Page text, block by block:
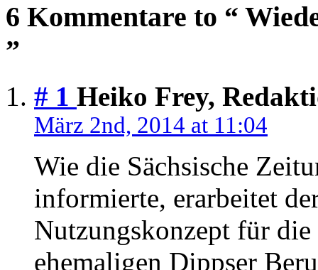
6 Kommentare to “
”
# 1 Heiko Frey,
März 2nd, 2014 at 11:04
Wie die Sächsische
informierte, erarbeitet
Nutzungskonzept für die
ehemaligen Dippser